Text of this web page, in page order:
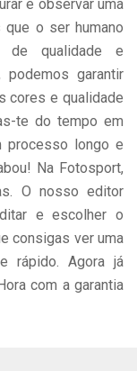
e observar uma
o ser humano
de qualidade e
podemos garantir
cores e qualidade
te do tempo em
processo longo e
Na Fotosport,
O nosso editor
e escolher o
consigas ver uma
rápido. Agora já
com a garantia